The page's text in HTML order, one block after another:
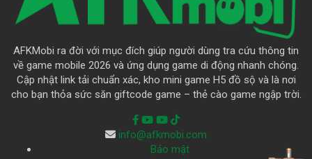
AFKMobi ra đời với mục đích giúp người dùng tra cứu thông tin
về game mobile 2026 và ứng dụng game di động nhanh chóng.
Cập nhật link tải chuẩn xác, kho mini game H5 đồ sộ và là nơi
cho bạn thỏa sức săn giftcode game – thẻ cào game ngập trời.
info@afkmobi.com
Bảo mật